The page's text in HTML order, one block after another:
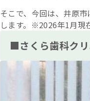
そこで、今回は、井原
します。※2026年1月現
■さくら歯科ク